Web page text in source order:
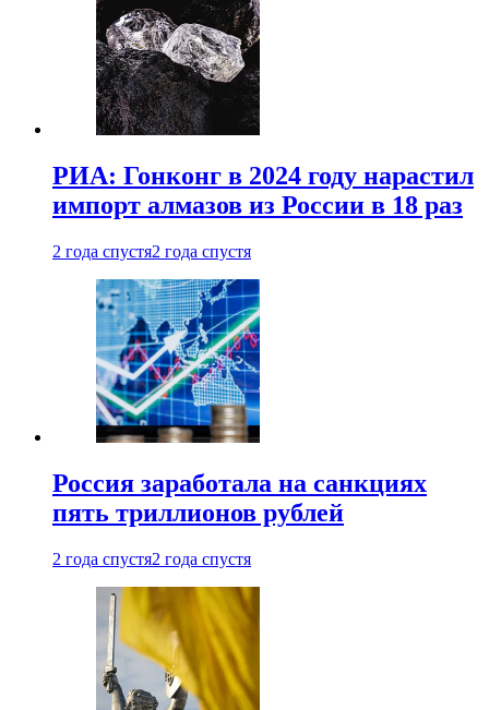
РИА: Гонконг в 2024 году нарастил
импорт алмазов из России в 18 раз
2 года спустя2 года спустя
Россия заработала на санкциях
пять триллионов рублей
2 года спустя2 года спустя